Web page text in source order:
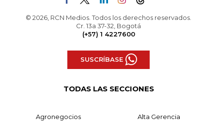
© 2026, RCN Medios. Todos los derechos reservados.
Cr. 13a 37-32, Bogotá
(+57) 1 4227600
SUSCRÍBASE
TODAS LAS SECCIONES
Agronegocios Alta Gerencia